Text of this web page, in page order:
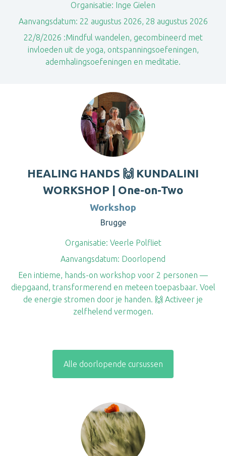
Organisatie: Inge Gielen
Aanvangsdatum: 22 augustus 2026, 28 augustus 2026
22/8/2026 :Mindful wandelen, gecombineerd met
invloeden uit de yoga, ontspanningsoefeningen,
ademhalingsoefeningen en meditatie.
HEALING HANDS 🙌 KUNDALINI
WORKSHOP | One-on-Two
Workshop
Brugge
Organisatie: Veerle Polfliet
Aanvangsdatum: Doorlopend
Een intieme, hands-on workshop voor 2 personen —
diepgaand, transformerend en meteen toepasbaar. Voel
de energie stromen door je handen. 🙌 Activeer je
zelfhelend vermogen.
Alle doorlopende cursussen